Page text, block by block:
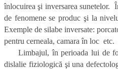
înlocuirea şi inversarea sunetelor.
de fenomene se produc şi la
Exemple de silabe inversate:
pentru cerneala, camara în loc etc.
Limbajul, în perioada lui de
dislalie fiziologică şi una